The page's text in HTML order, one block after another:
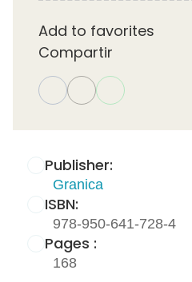
Publisher:
Granica
ISBN:
978-950-641-728-4
Pages :
168
Add to favorites
Compartir